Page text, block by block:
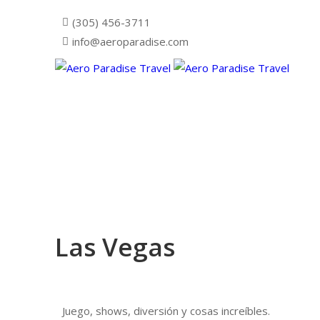
(305) 456-3711
info@aeroparadise.com
Las Vegas
Juego, shows, diversión y cosas increíbles.